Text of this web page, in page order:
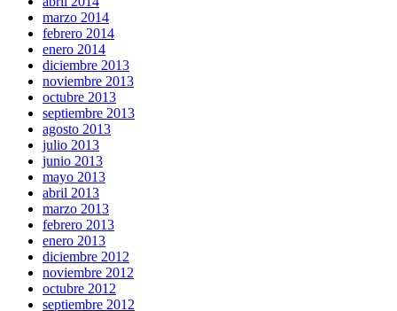
marzo 2014
febrero 2014
enero 2014
diciembre 2013
noviembre 2013
octubre 2013
septiembre 2013
agosto 2013
julio 2013
junio 2013
mayo 2013
abril 2013
marzo 2013
febrero 2013
enero 2013
diciembre 2012
noviembre 2012
octubre 2012
septiembre 2012